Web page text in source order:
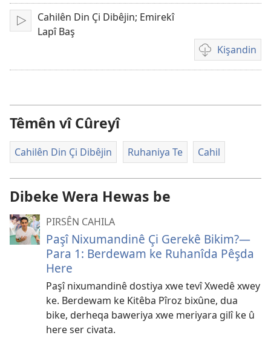
Vêxe
Cahilên Din Çi Dibêjin; Emirekî
Lapî Baş
Kişandin
Cûrên
kişandina
Têmên vî Cûreyî
Cahilên Din Çi Dibêjin Ruhaniya Te Cahil
Dibeke Wera Hewas be
PIRSÊN CAHILA
Paşî Nixumandinê Çi Gerekê Bikim?—
Para 1: Berdewam ke Ruhanîda Pêşda
Here
Paşî nixumandinê dostiya xwe tevî Xwedê xwey
ke. Berdewam ke Kitêba Pîroz bixûne, dua
bike, derheqa baweriya xwe meriyara gilî ke û
here ser civata.